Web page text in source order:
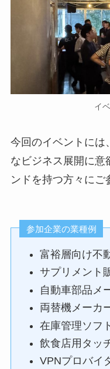
イ
今回のイベントには
なビジネス展開に意
ンドを持つ方々にご
参加企業の業種例
富裕層向け不
サプリメント
自動車部品メ
両替機メーカ
在庫管理ソフ
飲食店用タッ
VPNプロバイ